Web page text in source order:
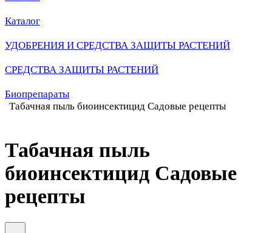
Каталог
УДОБРЕНИЯ И СРЕДСТВА ЗАЩИТЫ РАСТЕНИЙ
СРЕДСТВА ЗАЩИТЫ РАСТЕНИЙ
Биопрепараты
Табачная пыль биоинсектицид Садовые рецепты
Табачная пыль
биоинсектицид Садовые
рецепты